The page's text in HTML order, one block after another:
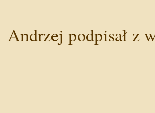
Andrzej podpisał z